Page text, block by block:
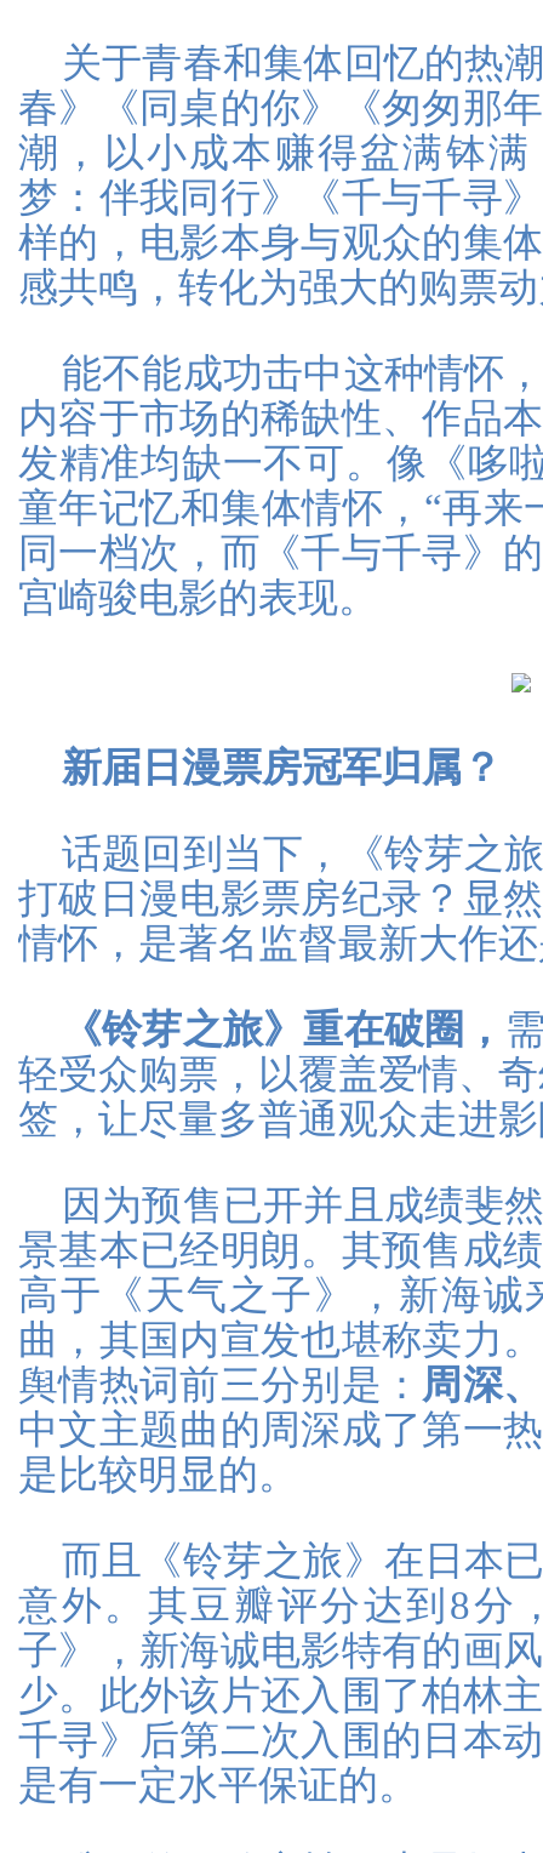
关于青春和集体回忆的热
春》《同桌的你》《匆匆那
潮，以小成本赚得盆满钵
梦：伴我同行》《千与千寻
样的，电影本身与观众的集
感共鸣，转化为强大的购票
能不能成功击中这种情怀
内容于市场的稀缺性、作品
发精准均缺一不可。像《哆
童年记忆和集体情怀，“再来
同一档次，而《千与千寻》
宫崎骏电影的表现。
新届日漫票房冠军归属？
话题回到当下，《铃芽之
打破日漫电影票房纪录？显
情怀，是著名监督最新大作
《铃芽之旅》重在破圈，
轻受众购票，以覆盖爱情、
签，让尽量多普通观众走进
因为预售已开并且成绩斐
景基本已经明朗。其预售成
高于《天气之子》，新海
曲，其国内宣发也堪称卖力
舆情热词前三分别是： 周深
中文主题曲的周深成了第一
是比较明显的。
而且《铃芽之旅》在日本
意外。其豆瓣评分达到8分
子》，新海诚电影特有的画
少。此外该片还入围了柏林
千寻》后第二次入围的日本
是有一定水平保证的。